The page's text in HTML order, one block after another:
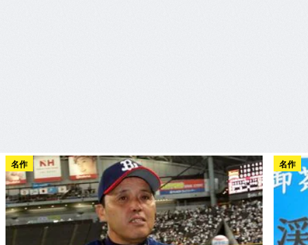
名作 名作